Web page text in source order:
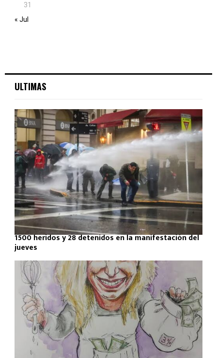
31
« Jul
ULTIMAS
1500 heridos y 28 detenidos en la manifestación del
jueves